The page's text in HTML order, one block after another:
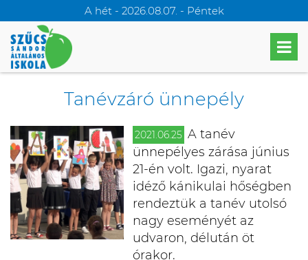
A hét - 2026.08.07. - Péntek
Tanévzáró ünnepély
2021.06.25 A tanév
ünnepélyes zárása június
21-én volt. Igazi, nyarat
idéző kánikulai hőségben
rendeztük a tanév utolsó
nagy eseményét az
udvaron, délután öt
órakor.